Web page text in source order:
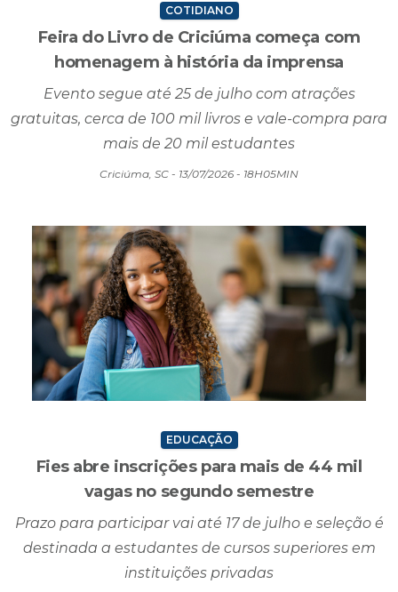
COTIDIANO
Feira do Livro de Criciúma começa com
homenagem à história da imprensa
Evento segue até 25 de julho com atrações
gratuitas, cerca de 100 mil livros e vale-compra para
mais de 20 mil estudantes
Criciúma, SC - 13/07/2026 - 18H05MIN
EDUCAÇÃO
Fies abre inscrições para mais de 44 mil
vagas no segundo semestre
Prazo para participar vai até 17 de julho e seleção é
destinada a estudantes de cursos superiores em
instituições privadas